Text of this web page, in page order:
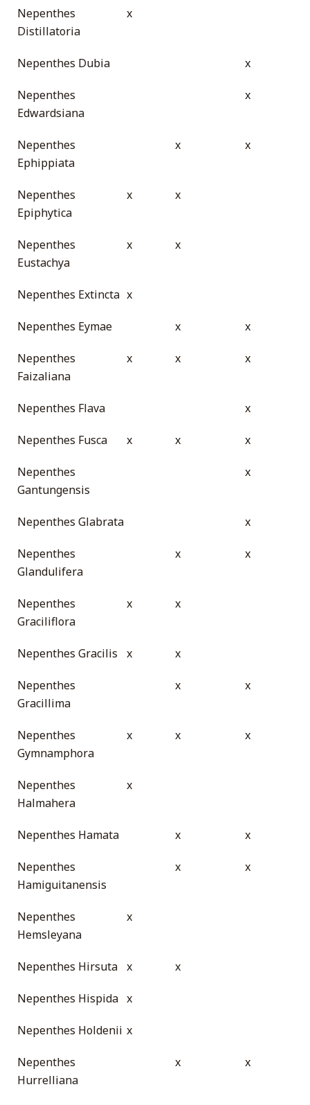
Nepenthes
Distillatoria
x
Nepenthes Dubia x
Nepenthes
Edwardsiana
x
Nepenthes
Ephippiata
x x
Nepenthes
Epiphytica
x x
Nepenthes
Eustachya
x x
Nepenthes Extincta x
Nepenthes Eymae x x
Nepenthes
Faizaliana
x x x
Nepenthes Flava x
Nepenthes Fusca x x x
Nepenthes
Gantungensis
x
Nepenthes Glabrata x
Nepenthes
Glandulifera
x x
Nepenthes
Graciliflora
x x
Nepenthes Gracilis x x
Nepenthes
Gracillima
x x
Nepenthes
Gymnamphora
x x x
Nepenthes
Halmahera
x
Nepenthes Hamata x x
Nepenthes
Hamiguitanensis
x x
Nepenthes
Hemsleyana
x
Nepenthes Hirsuta x x
Nepenthes Hispida x
Nepenthes Holdenii x
Nepenthes
Hurrelliana
x x